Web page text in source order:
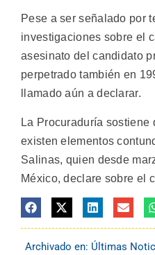
Pese a ser señalado por
investigaciones sobre el
asesinato del candidato
perpetrado también en
llamado aún a declarar.
La Procuraduría sostiene
existen elementos
Salinas, quien desde
México, declare sobre el
Archivado en: Últimas